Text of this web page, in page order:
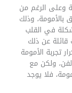
وعلى الرغم من
بالأمومة، وذلك
في القلب
قائلة عن ذلك
تجربة الأمومة
ولكن مع
فلا يوجد